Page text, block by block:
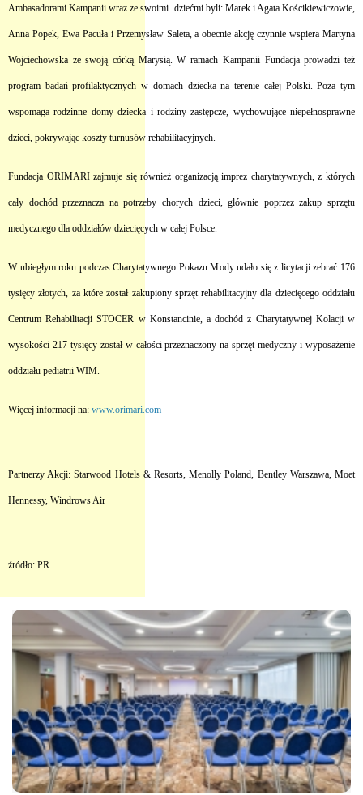
Ambasadorami Kampanii wraz ze swoimi dziećmi byli: Marek i Agata Kościkiewiczowie,
Anna Popek, Ewa Pacuła i Przemysław Saleta, a obecnie akcję czynnie wspiera Martyna
Wojciechowska ze swoją córką Marysią. W ramach Kampanii Fundacja prowadzi też
program badań profilaktycznych w domach dziecka na terenie całej Polski. Poza tym
wspomaga rodzinne domy dziecka i rodziny zastępcze, wychowujące niepełnosprawne
dzieci, pokrywając koszty turnusów rehabilitacyjnych.
Fundacja ORIMARI zajmuje się również organizacją imprez charytatywnych, z których
cały dochód przeznacza na potrzeby chorych dzieci, głównie poprzez zakup sprzętu
medycznego dla oddziałów dziecięcych w całej Polsce.
W ubiegłym roku podczas Charytatywnego Pokazu Mody udało się z licytacji zebrać 176
tysięcy złotych, za które został zakupiony sprzęt rehabilitacyjny dla dziecięcego oddziału
Centrum Rehabilitacji STOCER w Konstancinie, a dochód z Charytatywnej Kolacji w
wysokości 217 tysięcy został w całości przeznaczony na sprzęt medyczny i wyposażenie
oddziału pediatrii WIM.
Więcej informacji na: www.orimari.com
Partnerzy Akcji: Starwood Hotels & Resorts, Menolly Poland, Bentley Warszawa, Moet
Hennessy, Windrows Air
źródło: PR